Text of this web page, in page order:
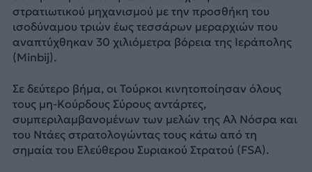
στρατιωτικού μηχανισμού με την προσθήκη του
ισοδύναμου τριών έως τεσσάρων μεραρχιών που
αναπτύχθηκαν 30 χιλιόμετρα βόρεια της Ιεράπολης
(Minbij).
Σε δεύτερο βήμα, οι Τούρκοι κινητοποίησαν όλους
τους μη-Κούρδους Σύρους αντάρτες,
συμπεριλαμβανομένων των μελών της Αλ Νόσρα και
του Ντάες στρατολογώντας τους κάτω από τη
σημαία του Ελεύθερου Συριακού Στρατού (FSA).